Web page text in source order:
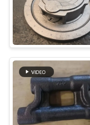
PRIVACY
POLICY